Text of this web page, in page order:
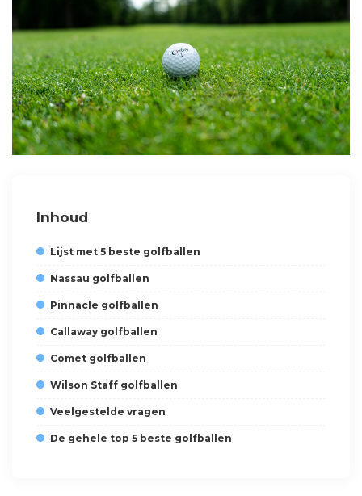
Inhoud
Lijst met 5 beste golfballen
Nassau golfballen
Pinnacle golfballen
Callaway golfballen
Comet golfballen
Wilson Staff golfballen
Veelgestelde vragen
De gehele top 5 beste golfballen